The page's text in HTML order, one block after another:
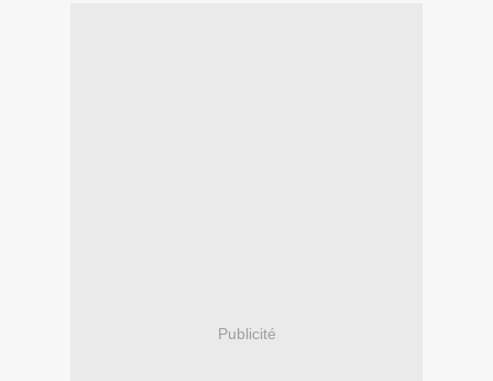
Publicité